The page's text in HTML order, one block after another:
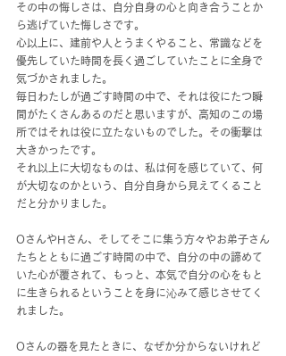
その中の悔しさは、自分自身の心と向き合うことか
ら逃げていた悔しさです。
心以上に、建前や人とうまくやること、常識などを
優先していた時間を長く過ごしていたことに全身で
気づかされました。
毎日わたしが過ごす時間の中で、それは役にたつ瞬
間がたくさんあるのだと思いますが、高知のこの場
所ではそれは役に立たないものでした。その衝撃は
大きかったです。
それ以上に大切なものは、私は何を感じていて、何
が大切なのかという、自分自身から見えてくること
だと分かりました。
OさんやHさん、そしてそこに集う方々やお弟子さん
たちとともに過ごす時間の中で、自分の中の諦めて
いた心が覆されて、もっと、本気で自分の心をもと
に生きられるということを身に沁みて感じさせてく
れました。
Oさんの器を見たときに、なぜか分からないけれど